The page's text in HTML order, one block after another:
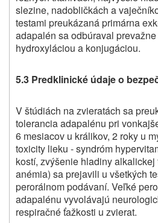
slezine, nadobličkách a
testami preukázaná primárna
adapalén sa odbúraval
hydroxyláciou a konjugáciou.
5.3 Predklinické údaje o
V štúdiách na zvieratách sa
tolerancia adapalénu pri
6 mesiacov u králikov, 2 roky u
toxicity lieku - syndróm
kostí, zvýšenie hladiny
anémia) sa prejavili u všetkých
perorálnom podávaní. Veľké
adapalénu vyvolávajú
respiračné ťažkosti u zvierat.